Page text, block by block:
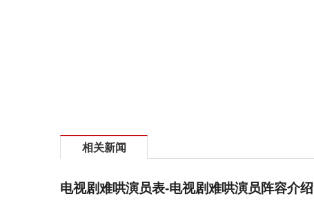
相关新闻
电视剧难哄演员表-电视剧难哄演员阵容介绍